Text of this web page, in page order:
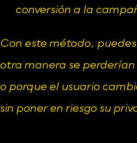
conversión a la
Con este método,
otra manera se
o porque el usuario
sin poner en riesgo su